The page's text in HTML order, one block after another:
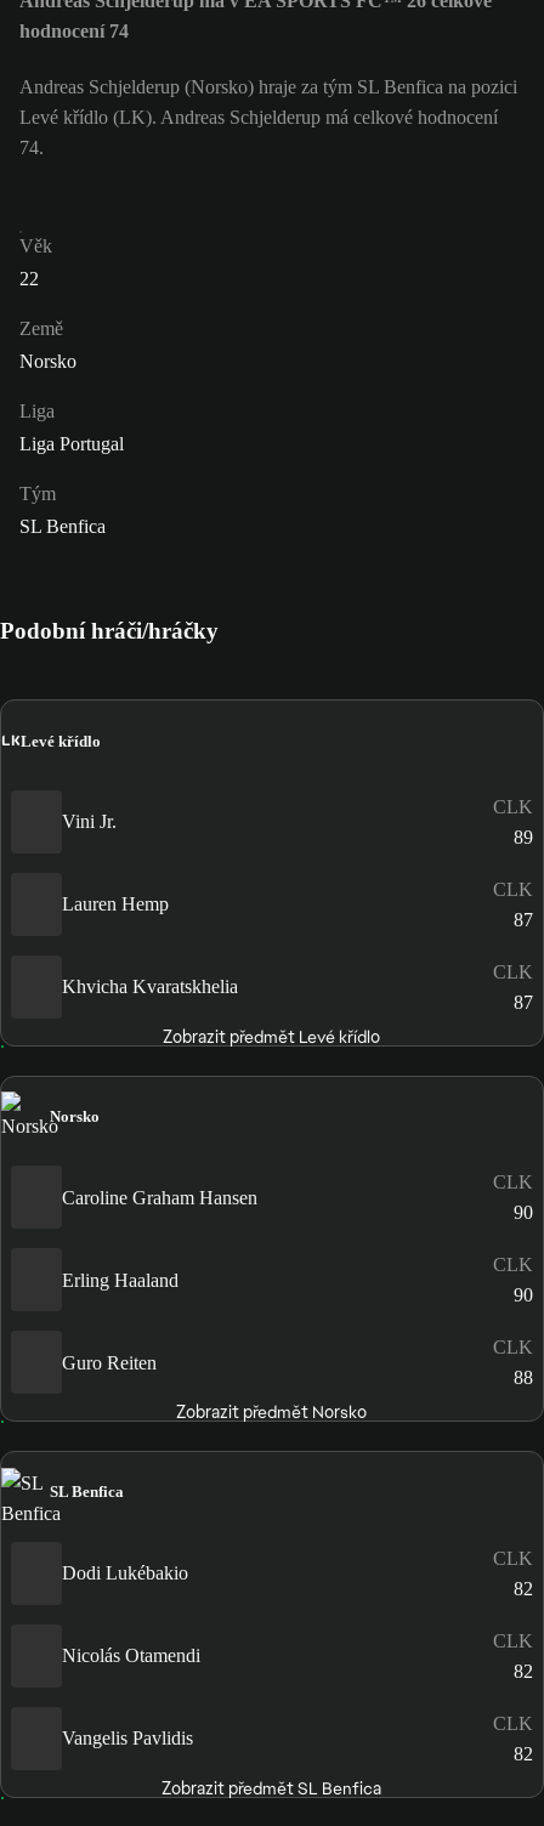
hodnocení 74
Andreas Schjelderup (Norsko) hraje za tým SL Benfica na pozici
Levé křídlo (LK). Andreas Schjelderup má celkové hodnocení
74.
Věk
22
Země
Norsko
Liga
Liga Portugal
Tým
SL Benfica
Podobní hráči/hráčky
LKLevé křídlo
Vini Jr.
CLK
89
Lauren Hemp
CLK
87
Khvicha Kvaratskhelia
CLK
87
Zobrazit předmět Levé křídlo
Norsko
Caroline Graham Hansen
CLK
90
Erling Haaland
CLK
90
Guro Reiten
CLK
88
Zobrazit předmět Norsko
SL Benfica
Dodi Lukébakio
CLK
82
Nicolás Otamendi
CLK
82
Vangelis Pavlidis
CLK
82
Zobrazit předmět SL Benfica